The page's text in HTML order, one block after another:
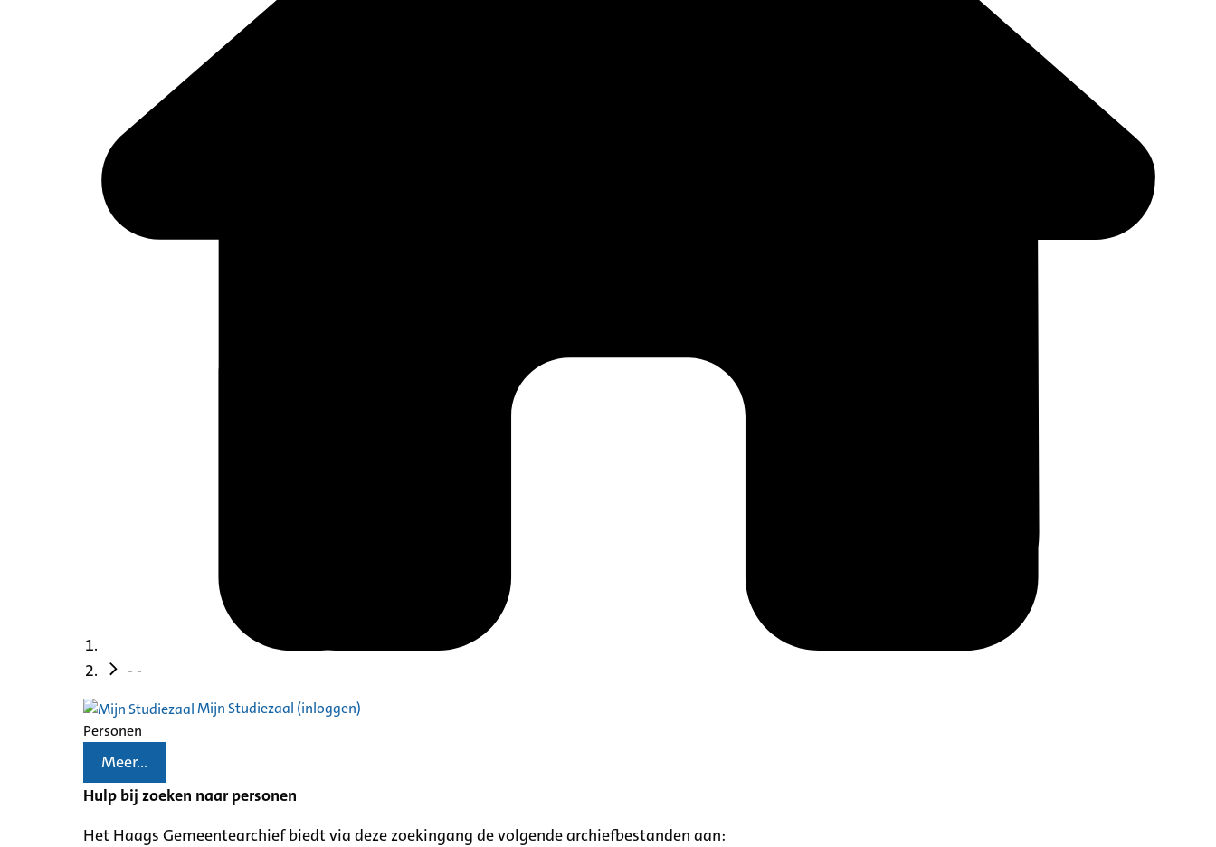
- -
Mijn Studiezaal (inloggen)
Personen
Meer...
Hulp bij zoeken naar personen
Het Haags Gemeentearchief biedt via deze zoekingang de volgende archiefbestanden aan: